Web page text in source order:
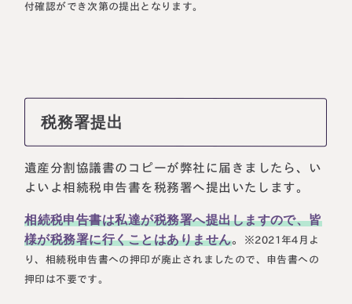
付確認ができ次第の提出となります。
税務署提出
遺産分割協議書のコピーが弊社に届きましたら、い
よいよ相続税申告書を税務署へ提出いたします。
相続税申告書は私達が税務署へ提出しますので、皆
様が税務署に行くことはありません。 ※2021年4月よ
り、相続税申告書への押印が廃止されましたので、申告書への
押印は不要です。